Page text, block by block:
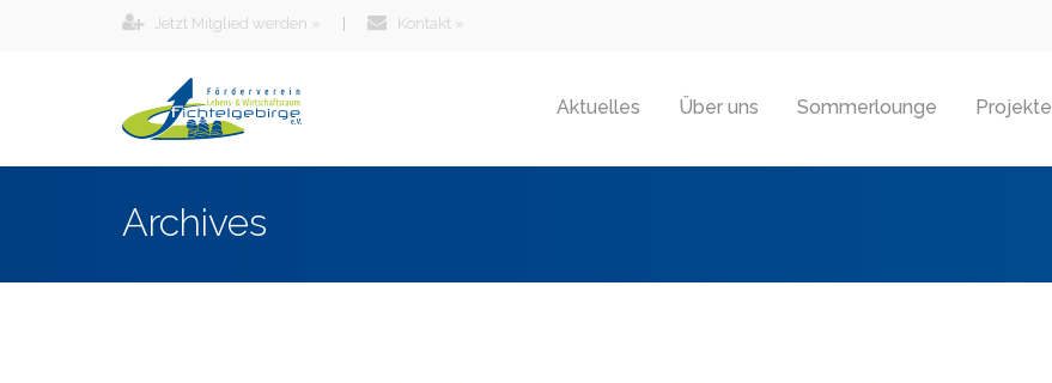
Jetzt Mitglied werden » Kontakt »
Aktuelles Über uns Sommerlounge Projekte
Archives